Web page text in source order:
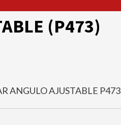
(P473)
ANGULO AJUSTABLE P473